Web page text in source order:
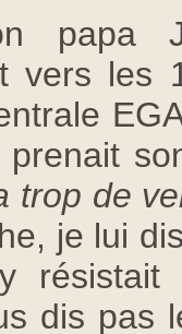
papa
vers les
trop de
je lui
résistait
dis pas